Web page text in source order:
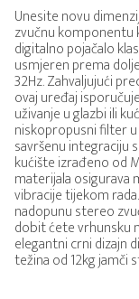
Unesite novu
zvučnu komponentu
digitalno pojačalo
usmjeren prema
32Hz. Zahvaljujući
ovaj uređaj
uživanje u glazbi ili
niskopropusni filter
savršenu integraciju
kućište izrađeno od
materijala osigurava
vibracije tijekom
nadopunu stereo
dobit ćete vrhunsku
elegantni crni dizajn
težina od 12kg jamči